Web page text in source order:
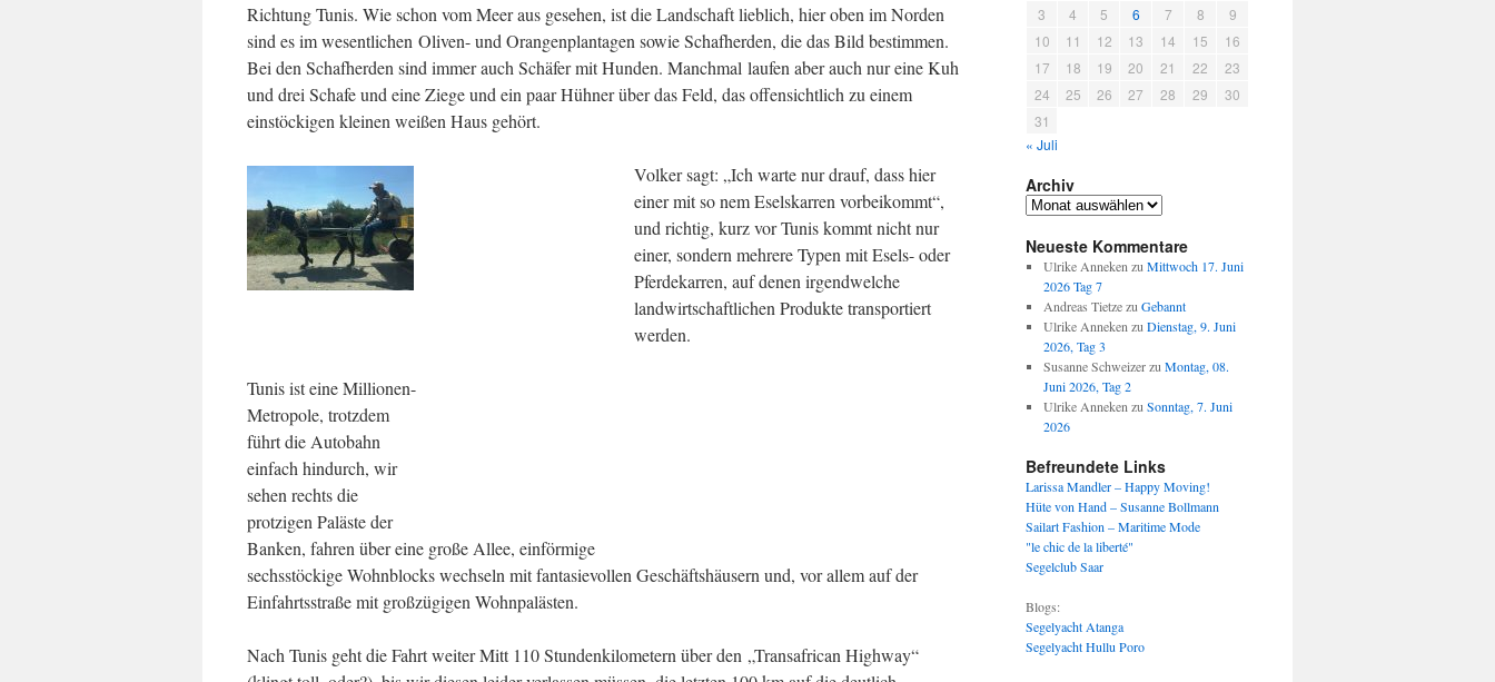
Richtung Tunis. Wie schon vom Meer aus gesehen, ist die Landschaft lieblich, hier oben im Norden
sind es im wesentlichen Oliven- und Orangenplantagen sowie Schafherden, die das Bild bestimmen.
Bei den Schafherden sind immer auch Schäfer mit Hunden. Manchmal laufen aber auch nur eine Kuh
und drei Schafe und eine Ziege und ein paar Hühner über das Feld, das offensichtlich zu einem
einstöckigen kleinen weißen Haus gehört.
Volker sagt: „Ich warte nur drauf, dass hier
einer mit so nem Eselskarren vorbeikommt“,
und richtig, kurz vor Tunis kommt nicht nur
einer, sondern mehrere Typen mit Esels- oder
Pferdekarren, auf denen irgendwelche
landwirtschaftlichen Produkte transportiert
werden.
Tunis ist eine Millionen-
Metropole, trotzdem
führt die Autobahn
einfach hindurch, wir
sehen rechts die
protzigen Paläste der
Banken, fahren über eine große Allee, einförmige
sechsstöckige Wohnblocks wechseln mit fantasievollen Geschäftshäusern und, vor allem auf der
Einfahrtsstraße mit großzügigen Wohnpalästen.
Nach Tunis geht die Fahrt weiter Mitt 110 Stundenkilometern über den „Transafrican Highway“
3
4 5 6 7 8
9
10
11 12 13 14 15
16
17
18 19 20 21 22
23
24
25 26 27 28 29
30
31
« Juli
Archiv
Archiv
Neueste Kommentare
Ulrike AnnekenzuMittwoch 17. Juni
2026 Tag 7
Andreas TietzezuGebannt
Ulrike AnnekenzuDienstag, 9. Juni
2026, Tag 3
Susanne SchweizerzuMontag, 08.
Juni 2026, Tag 2
Ulrike AnnekenzuSonntag, 7. Juni
2026
Befreundete Links
Larissa Mandler – Happy Moving!
Hüte von Hand – Susanne Bollmann
Sailart Fashion – Maritime Mode
"le chic de la liberté"
Segelclub Saar
Blogs:
Segelyacht Atanga
Segelyacht Hullu Poro